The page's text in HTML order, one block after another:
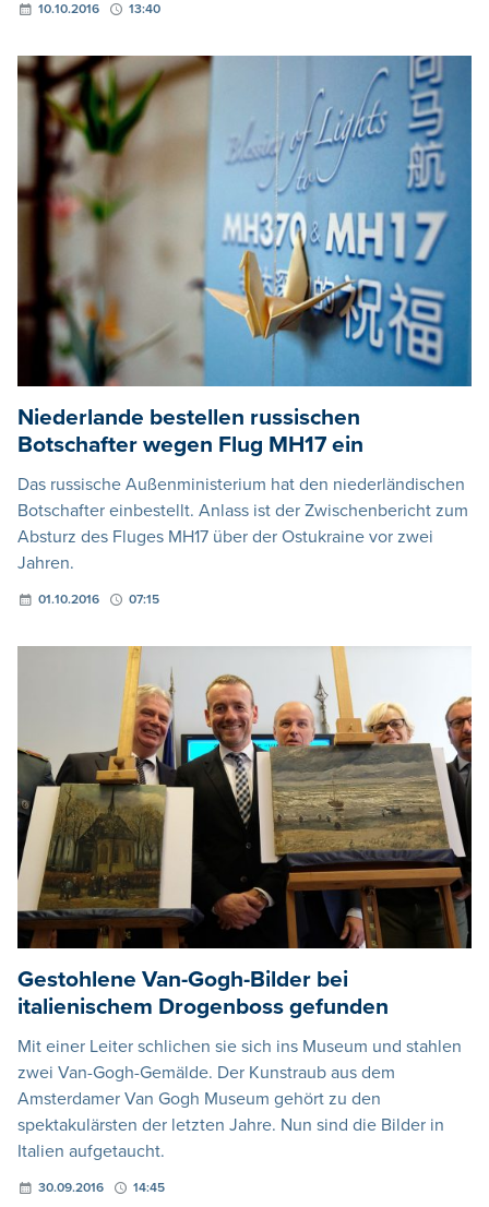
10.10.2016 13:40
Niederlande bestellen russischen
Botschafter wegen Flug MH17 ein
Das russische Außenministerium hat den niederländischen
Botschafter einbestellt. Anlass ist der Zwischenbericht zum
Absturz des Fluges MH17 über der Ostukraine vor zwei
Jahren.
01.10.2016 07:15
Gestohlene Van-Gogh-Bilder bei
italienischem Drogenboss gefunden
Mit einer Leiter schlichen sie sich ins Museum und stahlen
zwei Van-Gogh-Gemälde. Der Kunstraub aus dem
Amsterdamer Van Gogh Museum gehört zu den
spektakulärsten der letzten Jahre. Nun sind die Bilder in
Italien aufgetaucht.
30.09.2016 14:45